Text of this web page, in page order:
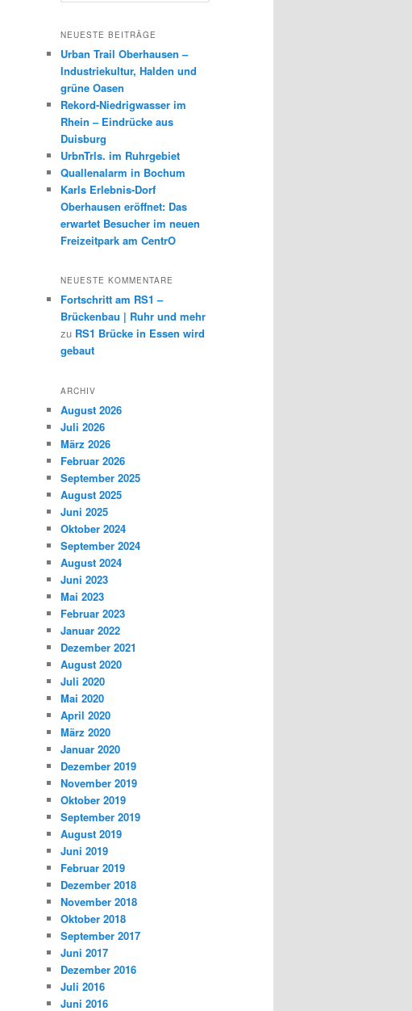
h
n
NEUESTE BEITRÄGE
Urban Trail Oberhausen –
Industriekultur, Halden und
grüne Oasen
Rekord-Niedrigwasser im
Rhein – Eindrücke aus
Duisburg
UrbnTrls. im Ruhrgebiet
Quallenalarm in Bochum
Karls Erlebnis-Dorf
Oberhausen eröffnet: Das
erwartet Besucher im neuen
Freizeitpark am CentrO
NEUESTE KOMMENTARE
Fortschritt am RS1 –
Brückenbau | Ruhr und mehr
zu RS1 Brücke in Essen wird
gebaut
ARCHIV
August 2026
Juli 2026
März 2026
Februar 2026
September 2025
August 2025
Juni 2025
Oktober 2024
September 2024
August 2024
Juni 2023
Mai 2023
Februar 2023
Januar 2022
Dezember 2021
August 2020
Juli 2020
Mai 2020
April 2020
März 2020
Januar 2020
Dezember 2019
November 2019
Oktober 2019
September 2019
August 2019
Juni 2019
Februar 2019
Dezember 2018
November 2018
Oktober 2018
September 2017
Juni 2017
Dezember 2016
Juli 2016
Juni 2016